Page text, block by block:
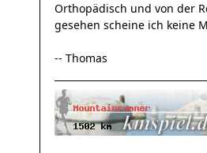
Orthopädisch und von der
gesehen scheine ich keine
-- Thomas